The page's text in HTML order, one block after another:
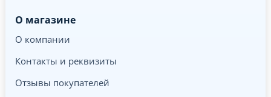
О магазине
О компании
Контакты и реквизиты
Отзывы покупателей